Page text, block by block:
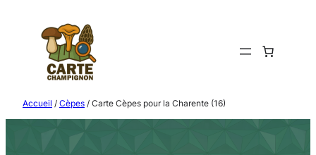
contenu
Accueil / Cèpes / Carte Cèpes pour la Charente (16)